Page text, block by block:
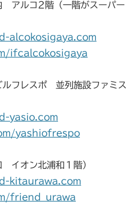
アルコ2階（一階がスーパー
alcokosigaya.com
ifcalcokosigaya
フレスポ 並列施設ファミス
yasio.com
yashiofrespo
イオン北浦和１階）
kitaurawa.com
friend_urawa